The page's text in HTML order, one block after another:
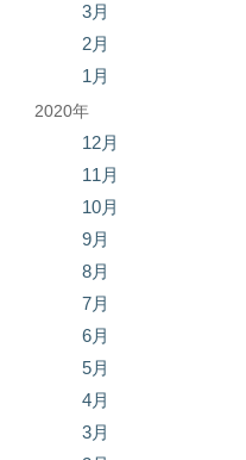
3月
2月
1月
2020年
12月
11月
10月
9月
8月
7月
6月
5月
4月
3月